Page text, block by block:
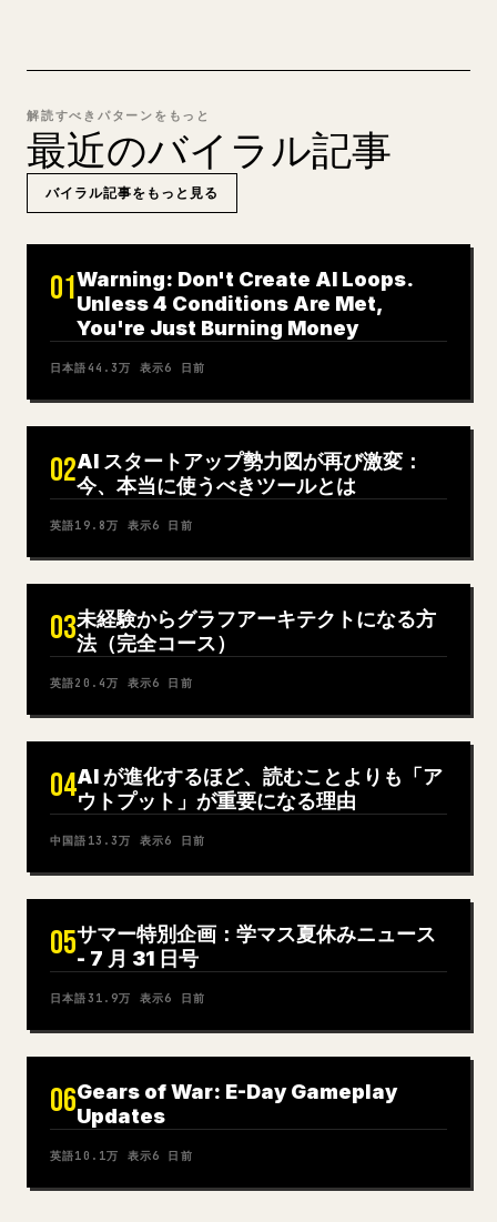
解読すべきパターンをもっと
最近のバイラル記事
バイラル記事をもっと見る
01Warning: Don't Create AI Loops.
Unless 4 Conditions Are Met,
You're Just Burning Money
日本語44.3万 表示6 日前
02AI スタートアップ勢力図が再び激変：
今、本当に使うべきツールとは
英語19.8万 表示6 日前
03未経験からグラフアーキテクトになる方
法（完全コース）
英語20.4万 表示6 日前
04AI が進化するほど、読むことよりも「ア
ウトプット」が重要になる理由
中国語 13.3万 表示6 日前
05サマー特別企画：学マス夏休みニュース
- 7 月 31 日号
日本語31.9万 表示6 日前
06Gears of War: E-Day Gameplay
Updates
英語10.1万 表示6 日前